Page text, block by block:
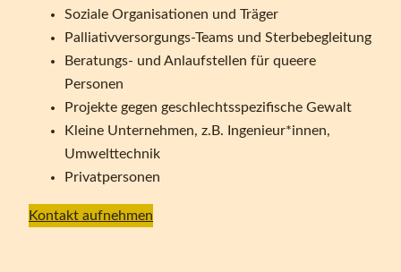
Soziale Organisationen und Träger
Palliativversorgungs-Teams und Sterbebegleitung
Beratungs- und Anlaufstellen für queere
Personen
Projekte gegen geschlechtsspezifische Gewalt
Kleine Unternehmen, z.B. Ingenieur*innen,
Umwelttechnik
Privatpersonen
Kontakt aufnehmen